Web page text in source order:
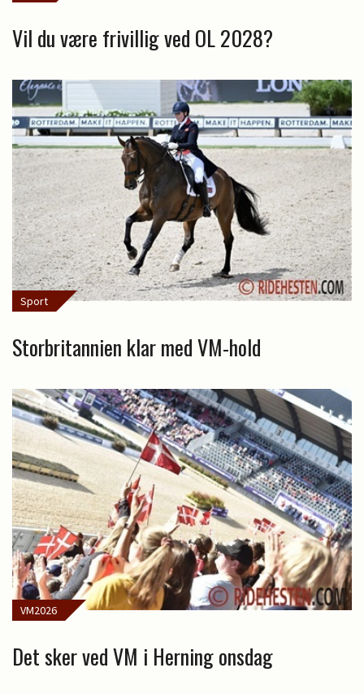
Vil du være frivillig ved OL 2028?
Sport
Storbritannien klar med VM-hold
VM2026
Det sker ved VM i Herning onsdag